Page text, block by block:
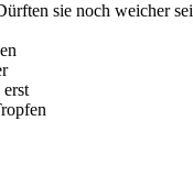
sie noch weicher